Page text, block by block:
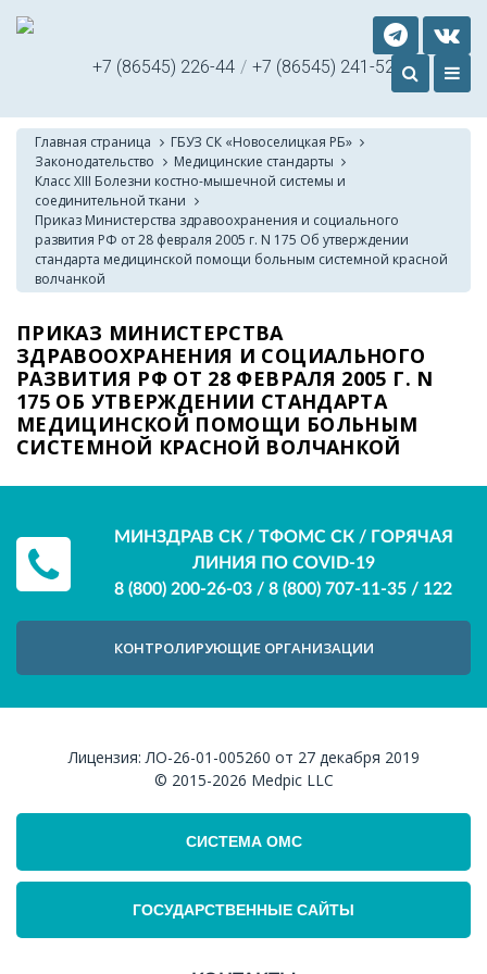
+7 (86545) 226-44 / +7 (86545) 241-52
Главная страница
ГБУЗ СК «Новоселицкая РБ»
Законодательство
Медицинские стандарты
Класс XIII Болезни костно-мышечной системы и
соединительной ткани
Приказ Министерства здравоохранения и социального
развития РФ от 28 февраля 2005 г. N 175 Об утверждении
стандарта медицинской помощи больным системной красной
волчанкой
ПРИКАЗ МИНИСТЕРСТВА
ЗДРАВООХРАНЕНИЯ И СОЦИАЛЬНОГО
РАЗВИТИЯ РФ ОТ 28 ФЕВРАЛЯ 2005 Г. N
175 ОБ УТВЕРЖДЕНИИ СТАНДАРТА
МЕДИЦИНСКОЙ ПОМОЩИ БОЛЬНЫМ
СИСТЕМНОЙ КРАСНОЙ ВОЛЧАНКОЙ
МИНЗДРАВ СК / ТФОМС СК / ГОРЯЧАЯ
ЛИНИЯ ПО COVID-19
8 (800) 200-26-03 / 8 (800) 707-11-35 / 122
КОНТРОЛИРУЮЩИЕ ОРГАНИЗАЦИИ
Лицензия:ЛО-26-01-005260 от 27 декабря 2019
© 2015-2026 Medpic LLC
СИСТЕМА ОМС
ГОСУДАРСТВЕННЫЕ САЙТЫ